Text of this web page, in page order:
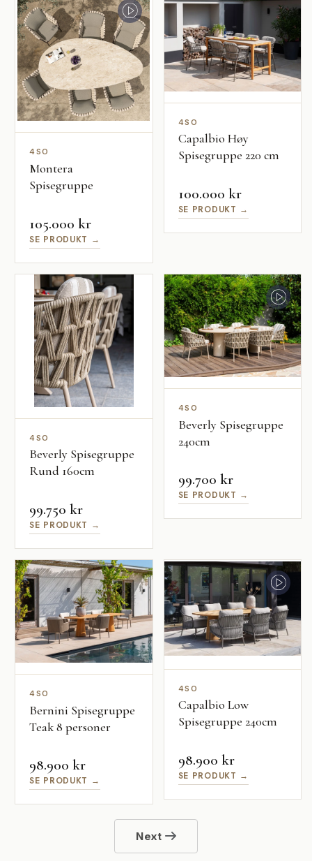
4SO
Montera
Spisegruppe
105.000 kr
SE PRODUKT →
4SO
Capalbio Høy
Spisegruppe 220 cm
100.000 kr
SE PRODUKT →
4SO
Beverly Spisegruppe
Rund 160cm
99.750 kr
SE PRODUKT →
4SO
Beverly Spisegruppe
240cm
99.700 kr
SE PRODUKT →
4SO
Bernini Spisegruppe
Teak 8 personer
98.900 kr
SE PRODUKT →
4SO
Capalbio Low
Spisegruppe 240cm
98.900 kr
SE PRODUKT →
Next